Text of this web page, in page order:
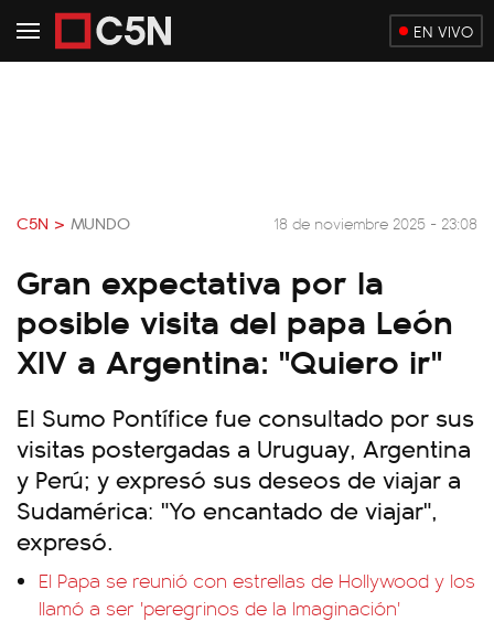
EN VIVO
C5N > MUNDO 18 de noviembre 2025 - 23:08
Gran expectativa por la
posible visita del papa León
XIV a Argentina: "Quiero ir"
El Sumo Pontífice fue consultado por sus
visitas postergadas a Uruguay, Argentina
y Perú; y expresó sus deseos de viajar a
Sudamérica: "Yo encantado de viajar",
expresó.
El Papa se reunió con estrellas de Hollywood y los
llamó a ser 'peregrinos de la Imaginación'